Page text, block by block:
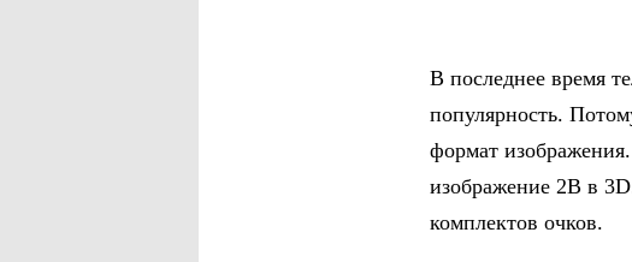
В последнее время
популярность.
формат
изображение 2В в
комплектов очков.